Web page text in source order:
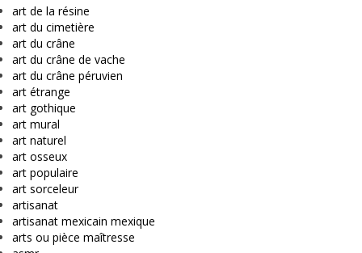
art de la résine
art du cimetière
art du crâne
art du crâne de vache
art du crâne péruvien
art étrange
art gothique
art mural
art naturel
art osseux
art populaire
art sorceleur
artisanat
artisanat mexicain mexique
arts ou pièce maîtresse